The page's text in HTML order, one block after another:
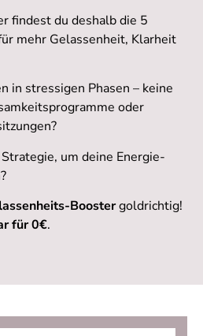
findest du deshalb die 5
mehr Gelassenheit, Klarheit
in stressigen Phasen – keine
oder
um deine Energie-
Boostergoldrichtig!
für 0€.